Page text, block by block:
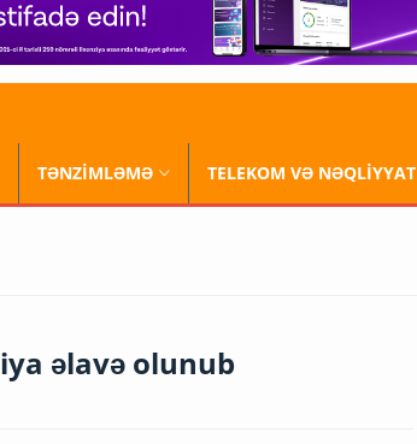
TƏNZİMLƏMƏ TELEKOM VƏ NƏQLİYYAT
əlavə olunub